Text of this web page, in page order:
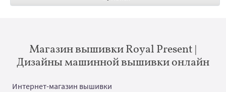
Магазин вышивки Royal Present |
Дизайны машинной вышивки онлайн
Интернет-магазин вышивки